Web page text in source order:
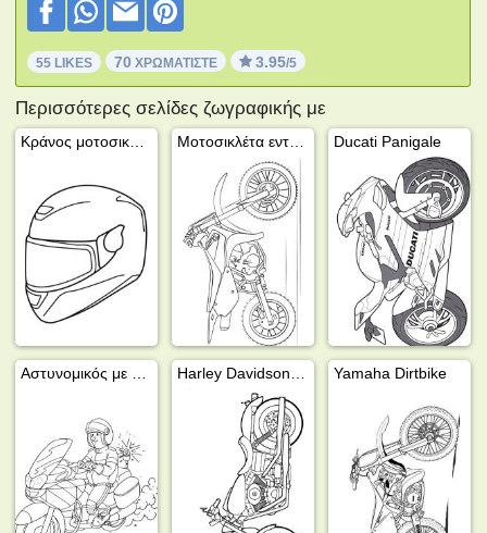
55 LIKES 70 ΧΡΩΜΑΤΊΣΤΕ 3.95/5
Περισσότερες σελίδες ζωγραφικής με
Ducati Panigale
Yamaha Dirtbike